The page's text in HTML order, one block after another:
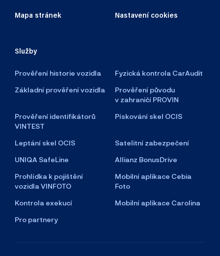
Mapa stránek Nastavení cookies
Služby
Prověření historie vozidla
Fyzická kontrola CarAudit
Základní prověření vozidla
Prověření původu
v zahraničí PROVIN
Prověření identifikátorů
VINTEST
Pískování skel OCIS
Leptání skel OCIS
Satelitní zabezpečení
UNIQA SafeLine
Allianz BonusDrive
Prohlídka k pojištění
vozidla VINFOTO
Mobilní aplikace Cebia
Foto
Kontrola exekucí
Mobilní aplikace Carolina
Pro partnery